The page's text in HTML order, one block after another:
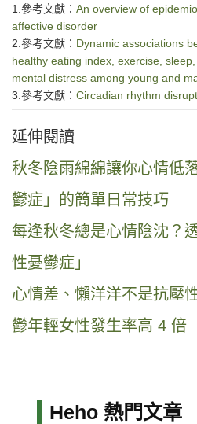
1.參考文獻： An overview of
affective disorder
2.參考文獻： Dynamic associations
healthy eating index, exercise,
mental distress among young and
3.參考文獻： Circadian rhythm
延伸閱讀
秋冬陰雨綿綿讓你心情低
鬱症」的簡單日常技巧
每逢秋冬總是心情陰沈？
性憂鬱症」
心情差、懶洋洋不是抗壓
鬱年輕女性發生率高 4 倍
Heho 熱門文章